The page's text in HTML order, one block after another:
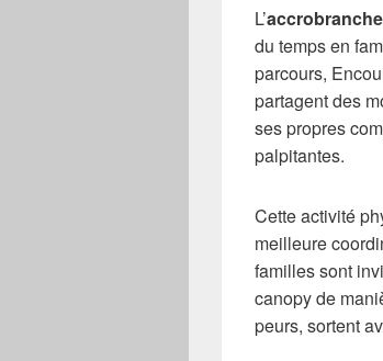
L’accrobranche
du temps en
parcours,
partagent des
ses propres
palpitantes.
Cette activité
meilleure
familles sont
canopy de
peurs, sortent